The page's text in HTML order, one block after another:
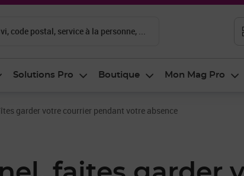
code postal, service à la personne, ...
Solutions Pro Boutique Mon Mag Pro
garder votre courrier pendant votre absence